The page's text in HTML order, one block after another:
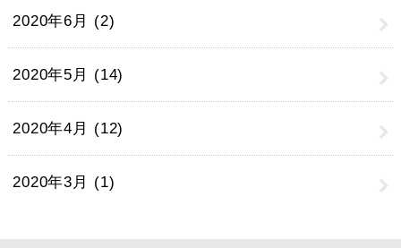
2020年6月 (2)
2020年5月 (14)
2020年4月 (12)
2020年3月 (1)